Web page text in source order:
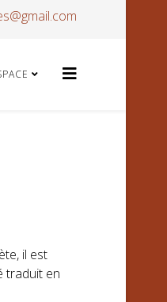
il est
traduit en